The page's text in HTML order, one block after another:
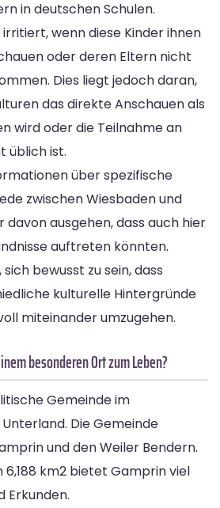
in deutschen Schulen.
wenn diese Kinder ihnen
oder deren Eltern nicht
Dies liegt jedoch daran,
das direkte Anschauen als
wird oder die Teilnahme an
üblich ist.
über spezifische
zwischen Wiesbaden und
ausgehen, dass auch hier
auftreten könnten.
bewusst zu sein, dass
kulturelle Hintergründe
miteinander umzugehen.
besonderen Ort zum Leben?
Gemeinde im
Die Gemeinde
und den Weiler Bendern.
6,188 km2 bietet Gamprin viel
Erkunden.